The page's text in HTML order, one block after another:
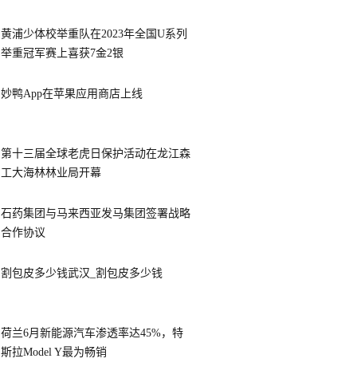
黄浦少体校举重队在2023年全国U系列
举重冠军赛上喜获7金2银
妙鸭App在苹果应用商店上线
第十三届全球老虎日保护活动在龙江森
工大海林林业局开幕
石药集团与马来西亚发马集团签署战略
合作协议
割包皮多少钱武汉_割包皮多少钱
荷兰6月新能源汽车渗透率达45%，特
斯拉Model Y最为畅销